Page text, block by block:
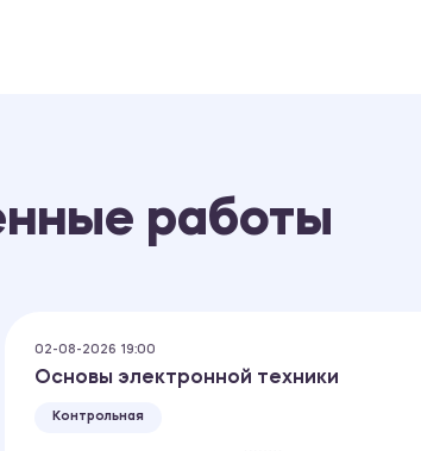
работы
02-08-2026 19:00
Основы электронной техники
Контрольная